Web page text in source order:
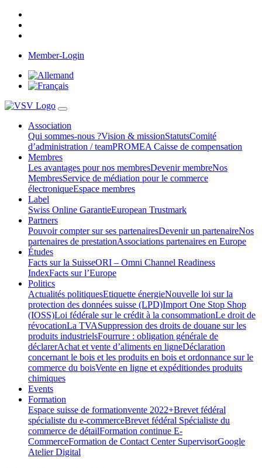
Member-Login
Association
Qui sommes-nous ?Vision & missionStatutsComité
d’administration / teamPROMEA Caisse de compensation
Membres
Les avantages pour nos membresDevenir membreNos
MembresService de médiation pour le commerce
électroniqueEspace membres
Label
Swiss Online GarantieEuropean Trustmark
Partners
Pouvoir compter sur ses partenairesDevenir un partenaireNos
partenaires de prestationAssociations partenaires en Europe
Études
Facts sur la SuisseORI – Omni Channel Readiness
IndexFacts sur l’Europe
Politics
Actualités politiquesEtiquette énergieNouvelle loi sur la
protection des données suisse (LPD)Import One Stop Shop
(IOSS)Loi fédérale sur le crédit à la consommationLe droit de
révocationLa TVASuppression des droits de douane sur les
produits industrielsFourrure : obligation générale de
déclarerAchat et vente d’aliments en ligneDéclaration
concernant le bois et les produits en bois et ordonnance sur le
commerce du boisVente en ligne et expéditiondes produits
chimiques
Events
Formation
Espace suisse de formationvente 2022+Brevet fédéral
spécialiste du e-commerceBrevet fédéral Spécialiste du
commerce de détailFormation continue E-
CommerceFormation de Contact Center SupervisorGoogle
Atelier Digital